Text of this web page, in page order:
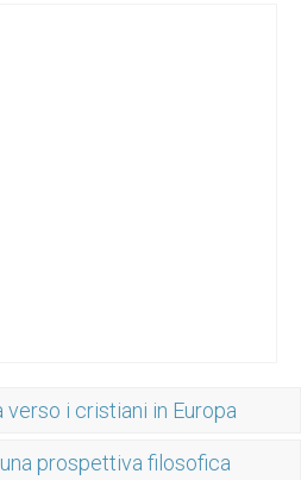
i cristiani in Europa
prospettiva filosofica